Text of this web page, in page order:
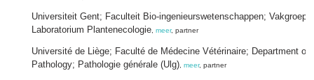
Universiteit Gent; Faculteit Bio-ingenieurswetenschappen; Vakgroep
Laboratorium Plantenecologie meer, partner
Université de Liège; Faculté de Médecine Vétérinaire; Department of
Pathology; Pathologie générale (Ulg) meer, partner